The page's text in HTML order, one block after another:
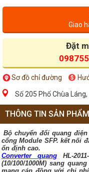
Giao
Đặt
Sơ đồ chỉ đường
Số 205 Phố Chùa
THÔNG TIN SẢN PHẨM
Bộ chuyển đổi quang
cổng Module SFP. kết nối
ổn định cao.
Converter quangHL-
(10/100/1000M) sang